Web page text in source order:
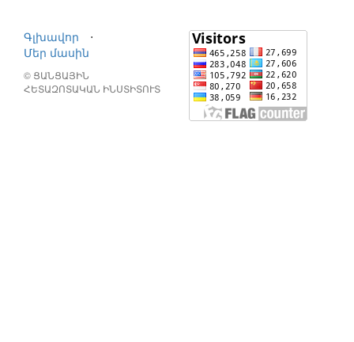
Գլխավոր
⋅
Մեր մասին
© ՑԱՆՑԱՅԻՆ
ՀԵՏԱԶՈՏԱԿԱՆ ԻՆՍՏԻՏՈՒՏ